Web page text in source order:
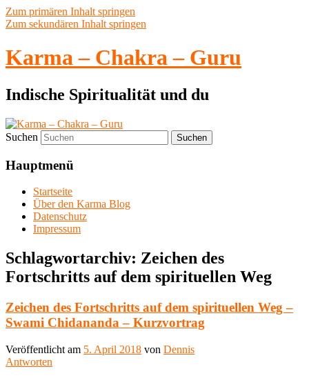
Zum primären Inhalt springen
Zum sekundären Inhalt springen
Karma – Chakra – Guru
Indische Spiritualität und du
Suchen
Hauptmenü
Startseite
Über den Karma Blog
Datenschutz
Impressum
Schlagwortarchiv: Zeichen des
Fortschritts auf dem spirituellen Weg
Zeichen des Fortschritts auf dem spirituellen Weg –
Swami Chidananda – Kurzvortrag
Veröffentlicht am 5. April 2018 von Dennis
Antworten